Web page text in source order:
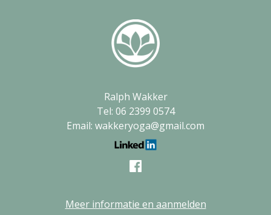
Ralph Wakker
Tel: 06 2399 0574
Email: wakkeryoga@gmail.com
Meer informatie en aanmelden